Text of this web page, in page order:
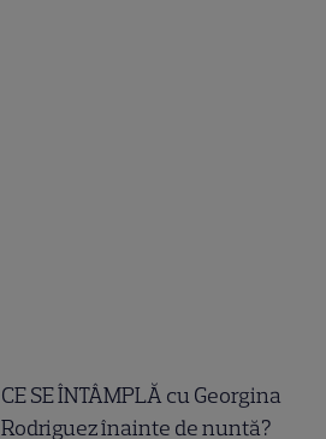
CE SE ÎNTÂMPLĂ cu Georgina
Rodriguez înainte de nuntă?